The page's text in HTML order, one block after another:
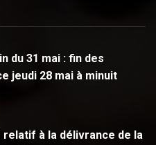
du 31 mai : fin des
jeudi 28 mai à minuit
relatif à la délivrance de la